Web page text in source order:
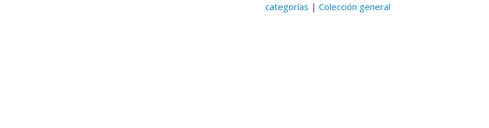
categorías |Colección general